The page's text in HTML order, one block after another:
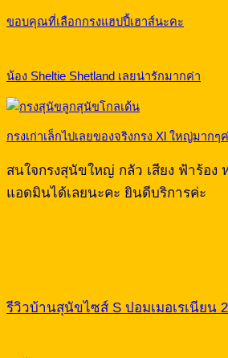
ขอบคุณที่เลือกกรงแฮปปี้เฮาส์นะคะ
น้อง Sheltie Shetland เลยน่ารักมากค่า
กรงเก่าเล็กไปเลยของจริงกรง Xl ใหญ่มากๆ
สนใจกรงสุนัขใหญ่ กลัว เสียง ฟ้าร้อง
แอดมินได้เลยนะคะ ยินดีบริการค่ะ
รีวิวบ้านสุนัขไซส์ S ปอมเมอเรเนียน